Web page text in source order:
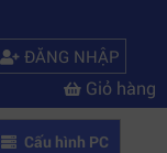
ĐĂNG NHẬP
Giỏ hàng
Cấu hình PC